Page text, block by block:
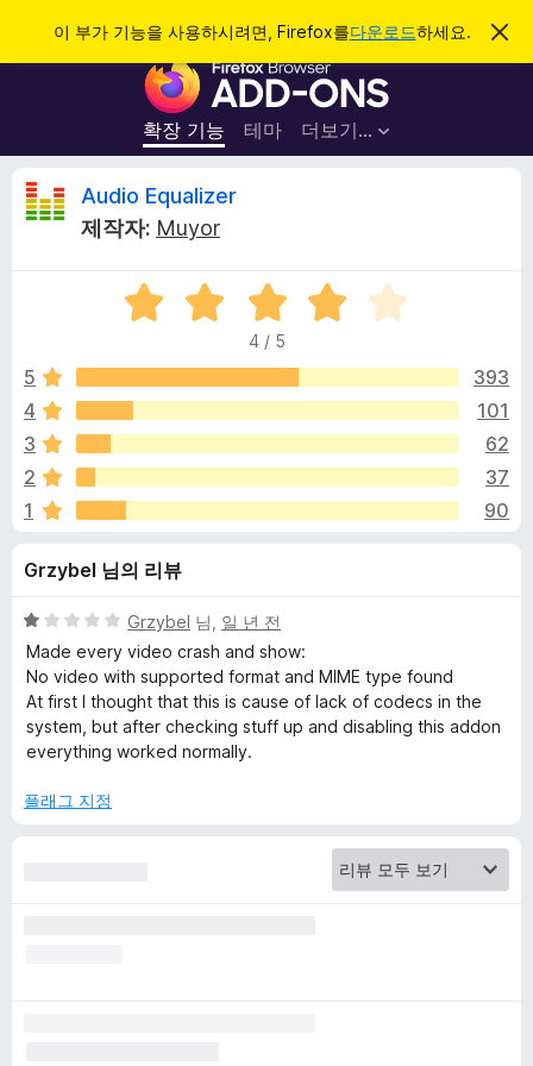
이 부가 기능을 사용하시려면, Firefox를다운로드하세요.
이
림
F
r
e
라
우
저
부
기
능
확장 기능 테마 더보기…
로그인
A
i
o
E
q
u
a
l
i
Audio Equalizer
제작자: Muyor
5
점
점
4
4 / 5
5
393
4
101
3
62
2
37
1
90
Grzybel 님의 리뷰
5
점
만
점
에
1
Grzybel 님, 일 년 전
Made every video crash and show:
No video with supported format and MIME type found
At first I thought that this is cause of lack of codecs in the
system, but after checking stuff up and disabling this addon
everything worked normally.
플래그 지정